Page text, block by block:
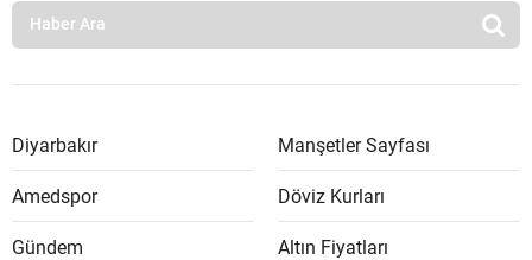
Diyarbakır
Amedspor
Gündem
Manşetler Sayfası
Döviz Kurları
Altın Fiyatları